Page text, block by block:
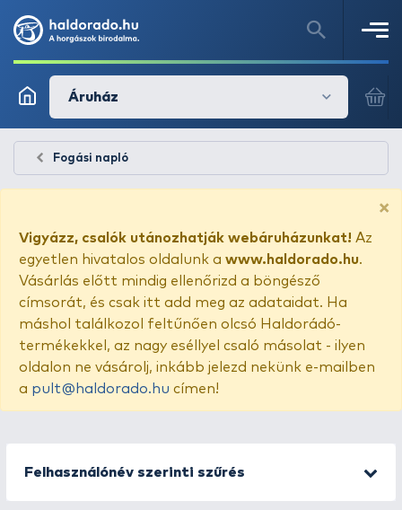
Áruház
Fogási napló
×
Vigyázz, csalók utánozhatják webáruházunkat! Az
egyetlen hivatalos oldalunk a www.haldorado.hu.
Vásárlás előtt mindig ellenőrizd a böngésző
címsorát, és csak itt add meg az adataidat. Ha
máshol találkozol feltűnően olcsó Haldorádó-
termékekkel, az nagy eséllyel csaló másolat - ilyen
oldalon ne vásárolj, inkább jelezd nekünk e-mailben
a pult@haldorado.hu címen!
Felhasználónév szerinti szűrés